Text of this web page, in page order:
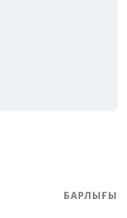
БАРЛЫҒЫ